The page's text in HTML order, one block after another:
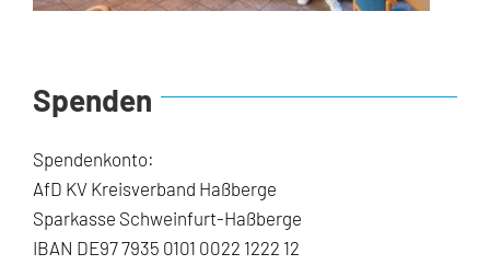
Spenden
Spendenkonto:
AfD KV Kreisverband Haßberge
Sparkasse Schweinfurt-Haßberge
IBAN DE97 7935 0101 0022 1222 12